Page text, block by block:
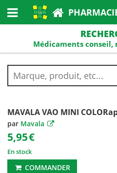
Médicaments conseil,
MAVALA VAO MINI
par Mavala
5,95€
En stock
COMMANDER